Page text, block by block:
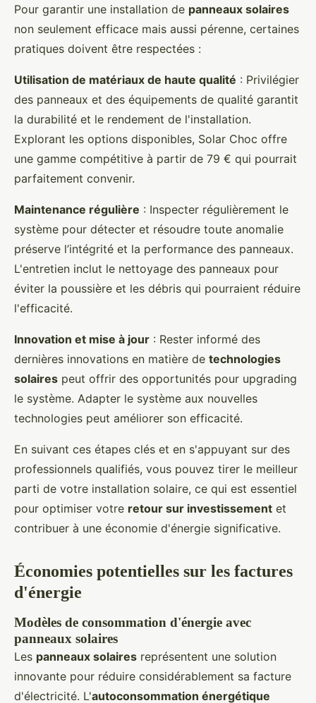
Pour garantir une installation de panneaux solaires
non seulement efficace mais aussi pérenne, certaines
pratiques doivent être respectées :
Utilisation de matériaux de haute qualité : Privilégier
des panneaux et des équipements de qualité garantit
la durabilité et le rendement de l'installation.
Explorant les options disponibles, Solar Choc offre
une gamme compétitive à partir de 79 € qui pourrait
parfaitement convenir.
Maintenance régulière : Inspecter régulièrement le
système pour détecter et résoudre toute anomalie
préserve l’intégrité et la performance des panneaux.
L'entretien inclut le nettoyage des panneaux pour
éviter la poussière et les débris qui pourraient réduire
l'efficacité.
Innovation et mise à jour : Rester informé des
dernières innovations en matière de technologies
solaires peut offrir des opportunités pour upgrading
le système. Adapter le système aux nouvelles
technologies peut améliorer son efficacité.
En suivant ces étapes clés et en s'appuyant sur des
professionnels qualifiés, vous pouvez tirer le meilleur
parti de votre installation solaire, ce qui est essentiel
pour optimiser votre retour sur investissement et
contribuer à une économie d'énergie significative.
Économies potentielles sur les factures
d'énergie
Modèles de consommation d'énergie avec
panneaux solaires
Les panneaux solaires représentent une solution
innovante pour réduire considérablement sa facture
d'électricité. L'autoconsommation énergétique